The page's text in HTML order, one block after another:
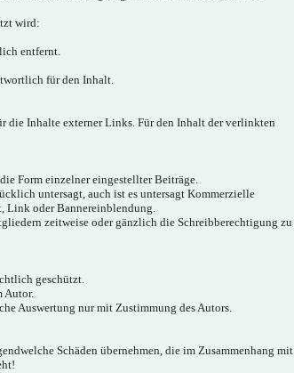
wird:
entfernt.
für den Inhalt.
Inhalte externer Links. Für den Inhalt der verlinkten
Form einzelner eingestellter Beiträge.
untersagt, auch ist es untersagt Kommerzielle
Link oder Bannereinblendung.
zeitweise oder gänzlich die Schreibberechtigung zu
geschützt.
Autor.
Auswertung nur mit Zustimmung des Autors.
Schäden übernehmen, die im Zusammenhang mit